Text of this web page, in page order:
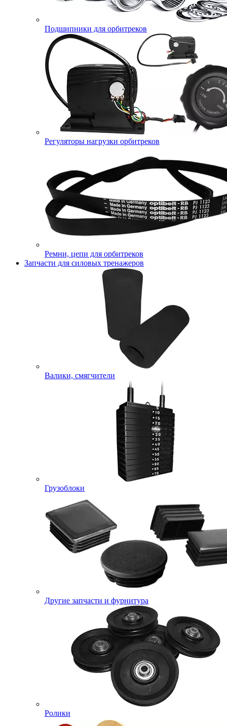
Подшипники для орбитреков
Регуляторы нагрузки орбитреков
Ремни, цепи для орбитреков
Запчасти для силовых тренажеров
Валики, смягчители
Грузоблоки
Другие запчасти и фурнитура
Ролики